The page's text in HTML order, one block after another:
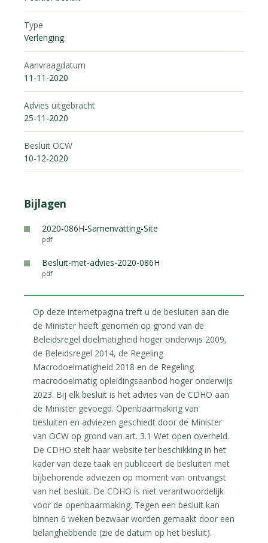
Type
Verlenging
Aanvraagdatum
11-11-2020
Advies uitgebracht
25-11-2020
Besluit OCW
10-12-2020
Bijlagen
2020-086H-Samenvatting-Site
pdf
Besluit-met-advies-2020-086H
pdf
Op deze internetpagina treft u de besluiten aan die
de Minister heeft genomen op grond van de
Beleidsregel doelmatigheid hoger onderwijs 2009,
de Beleidsregel 2014, de Regeling
Macrodoelmatigheid 2018 en de Regeling
macrodoelmatig opleidingsaanbod hoger onderwijs
2023. Bij elk besluit is het advies van de CDHO aan
de Minister gevoegd. Openbaarmaking van
besluiten en adviezen geschiedt door de Minister
van OCW op grond van art. 3.1 Wet open overheid.
De CDHO stelt haar website ter beschikking in het
kader van deze taak en publiceert de besluiten met
bijbehorende adviezen op moment van ontvangst
van het besluit. De CDHO is niet verantwoordelijk
voor de openbaarmaking. Tegen een besluit kan
binnen 6 weken bezwaar worden gemaakt door een
belanghebbende (zie de datum op het besluit).